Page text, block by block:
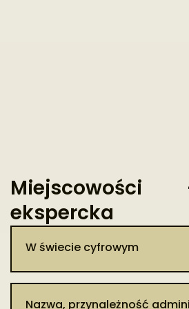
ekspercka
W świecie cyfrowym
Patrz hasło: Dębowa Kłoda.
Nazwa, przynależność